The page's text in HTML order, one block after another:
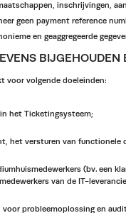
inschrijvingen,
geen payment reference
en geaggregeerde
BIJGEHOUDEN
voor volgende doeleinden:
het Ticketingsysteem;
het versturen van
(bv. een
van de IT-
probleemoplossing en